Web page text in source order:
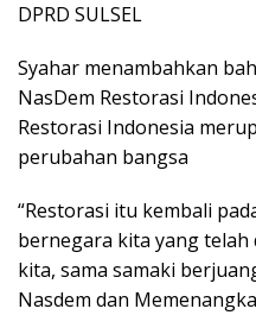
DPRD SULSEL
Syahar menambahkan
NasDem Restorasi
Restorasi Indonesia
perubahan bangsa
“Restorasi itu kembali
bernegara kita yang
kita, sama samaki
Nasdem dan